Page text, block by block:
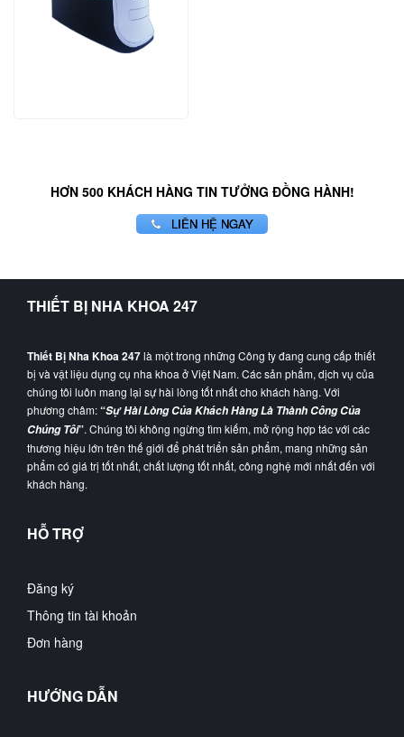
HƠN 500 KHÁCH HÀNG TIN TƯỞNG ĐỒNG HÀNH!
LIÊN HỆ NGAY
THIẾT BỊ NHA KHOA 247
Thiết Bị Nha Khoa 247là một trong những Công ty đang cung cấp thiết
bị và vật liệu dụng cụ nha khoa ở Việt Nam. Các sản phẩm, dịch vụ của
chúng tôi luôn mang lại sự hài lòng tốt nhất cho khách hàng. Với
phương châm:“Sự Hài Lòng Của Khách Hàng Là Thành Công Của
Chúng Tôi”. Chúng tôi không ngừng tìm kiếm, mở rộng hợp tác với các
thương hiệu lớn trên thế giới để phát triển sản phẩm, mang những sản
phẩm có giá trị tốt nhất, chất lượng tốt nhất, công nghệ mới nhất đến với
khách hàng.
HỖ TRỢ
Đăng ký
Thông tin tài khoản
Đơn hàng
HƯỚNG DẪN